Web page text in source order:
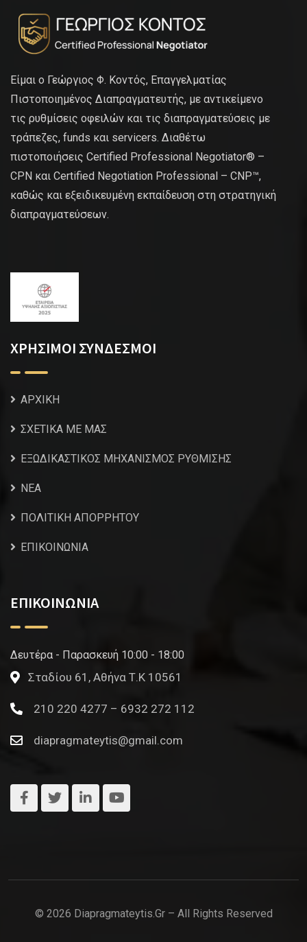
Είμαι ο Γεώργιος Φ. Κοντός, Επαγγελματίας
Πιστοποιημένος Διαπραγματευτής, με αντικείμενο
τις ρυθμίσεις οφειλών και τις διαπραγματεύσεις με
τράπεζες, funds και servicers. Διαθέτω
πιστοποιήσεις Certified Professional Negotiator® –
CPN και Certified Negotiation Professional – CNP™,
καθώς και εξειδικευμένη εκπαίδευση στη στρατηγική
διαπραγματεύσεων.
ΧΡΗΣΙΜΟΙ ΣΥΝΔΕΣΜΟΙ
ΑΡΧΙΚΗ
ΣΧΕΤΙΚΑ ΜΕ ΜΑΣ
ΕΞΩΔΙΚΑΣΤΙΚΟΣ ΜΗΧΑΝΙΣΜΟΣ ΡΥΘΜΙΣΗΣ
NEA
ΠΟΛΙΤΙΚΗ ΑΠΟΡΡΗΤΟΥ
ΕΠΙΚΟΙΝΩΝΙΑ
ΕΠΙΚΟΙΝΩΝΙΑ
Δευτέρα - Παρασκευή 10:00 - 18:00
Σταδίου 61, Αθήνα Τ.Κ 10561
210 220 4277 – 6932 272 112
diapragmateytis@gmail.com
© 2026 Diapragmateytis.gr – All Rights Reserved